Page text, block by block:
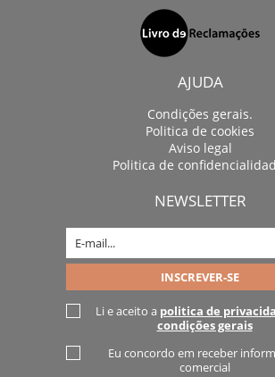
AJUDA
Condições gerais.
Politica de cookies
Aviso legal
Politica de
NEWSLETTER
Li e aceito a politica de
condições gerais
Eu concordo em receber
comercial